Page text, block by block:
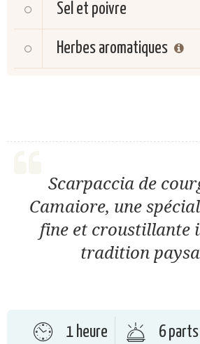
Sel et poivre
Herbes aromatiques
Scarpaccia de
Camaiore, une
fine et croustillante
tradition
1 heure 6 parts